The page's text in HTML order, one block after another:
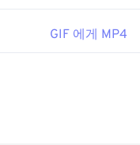
GIF 에게 MP4